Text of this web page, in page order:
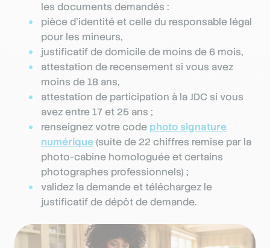
les documents demandés :
pièce d’identité et celle du responsable légal
pour les mineurs,
justificatif de domicile de moins de 6 mois,
attestation de recensement si vous avez
moins de 18 ans,
attestation de participation à la JDC si vous
avez entre 17 et 25 ans ;
renseignez votre code photo signature
numérique(suite de 22 chiffres remise par la
photo-cabine homologuée et certains
photographes professionnels) ;
validez la demande et téléchargez le
justificatif de dépôt de demande.